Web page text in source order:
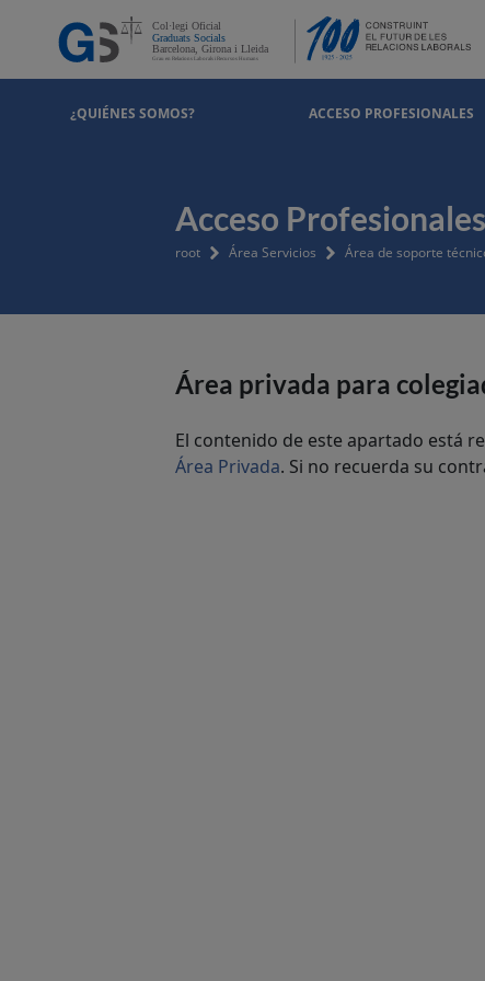
¿QUIÉNES SOMOS? ACCESO PROFESIONALES
Acceso Profesionales
root Área Servicios Área de soporte
Área privada para
El contenido de este apartado está
Área Privada. Si no recuerda su